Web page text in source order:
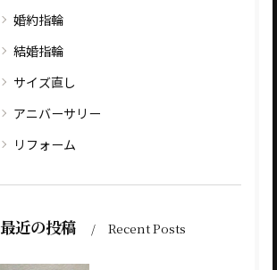
婚約指輪
結婚指輪
サイズ直し
アニバーサリー
リフォーム
最近の投稿 Recent Posts